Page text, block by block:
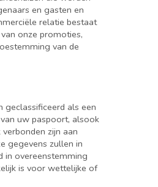
en gasten en
relatie bestaat
onze promoties,
van de
als een
uw paspoort, alsook
zijn aan
gegevens zullen in
in overeenstemming
is voor wettelijke of